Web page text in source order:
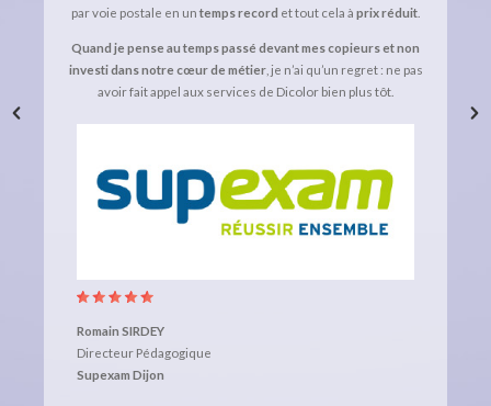
par voie postale en un temps record et tout cela à prix réduit
Quand je pense au temps passé devant mes copieurs et non
investi dans notre cœur de métier, je n’ai qu’un regret : ne pas
avoir fait appel aux services de Dicolor bien plus tôt.
Romain SIRDEY
Directeur Pédagogique
Supexam Dijon